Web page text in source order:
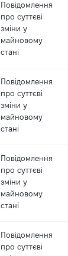
Повідомлення
про суттєві
зміни y
майновому
стані
Повідомлення
про суттєві
зміни y
майновому
стані
Повідомлення
про суттєві
зміни y
майновому
стані
Повідомлення
про суттєві